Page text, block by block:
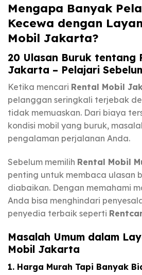
Mengapa Banyak
Kecewa dengan
Mobil Jakarta?
20 Ulasan Buruk tentang
Jakarta – Pelajari
Ketika mencari Rental Mobil
pelanggan seringkali terjebak
tidak memuaskan. Dari biaya
kondisi mobil yang buruk,
pengalaman perjalanan Anda.
Sebelum memilih Rental Mobil
penting untuk membaca ulasan
diabaikan. Dengan memahami
Anda bisa menghindari
penyedia terbaik seperti
Masalah Umum dalam
Mobil Jakarta
1. Harga Murah Tapi Banyak